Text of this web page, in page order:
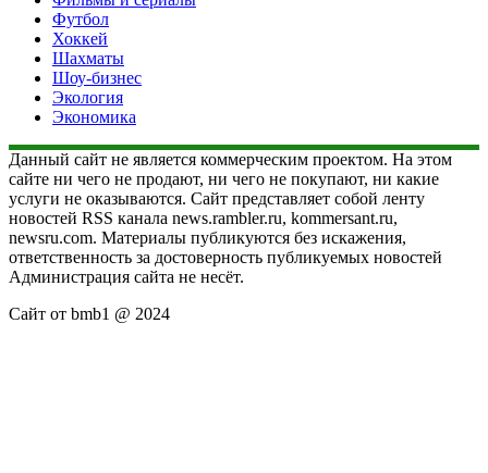
Футбол
Хоккей
Шахматы
Шоу-бизнес
Экология
Экономика
Данный сайт не является коммерческим проектом. На этом
сайте ни чего не продают, ни чего не покупают, ни какие
услуги не оказываются. Сайт представляет собой ленту
новостей RSS канала news.rambler.ru, kommersant.ru,
newsru.com. Материалы публикуются без искажения,
ответственность за достоверность публикуемых новостей
Администрация сайта не несёт.
Сайт от bmb1 @ 2024